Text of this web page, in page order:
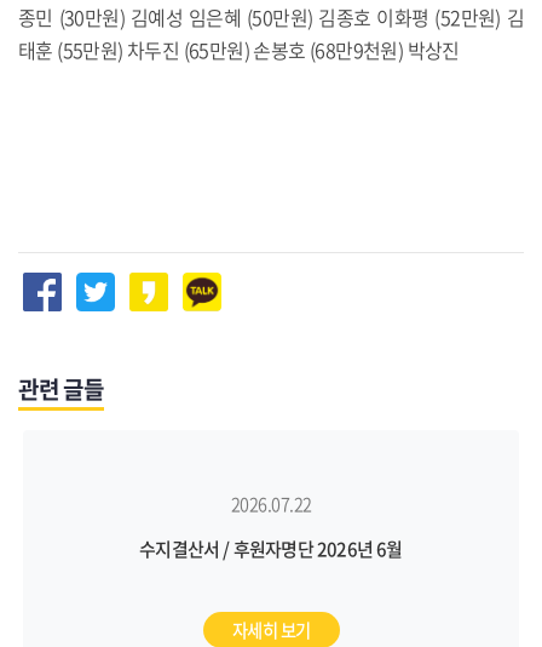
종민 (30만원) 김예성 임은혜 (50만원) 김종호 이화평 (52만원) 김
태훈 (55만원) 차두진 (65만원) 손봉호 (68만9천원) 박상진
관련 글들
2026.07.22
수지결산서 / 후원자명단 2026년 6월
자세히 보기